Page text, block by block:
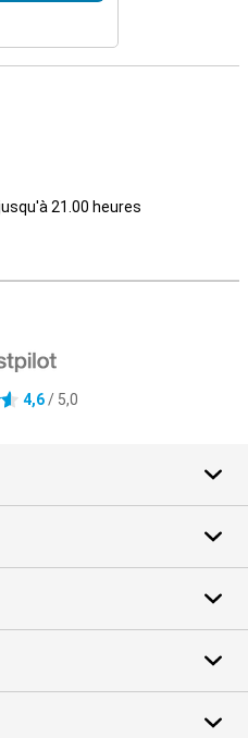
21.00 heures
4,6/ 5,0